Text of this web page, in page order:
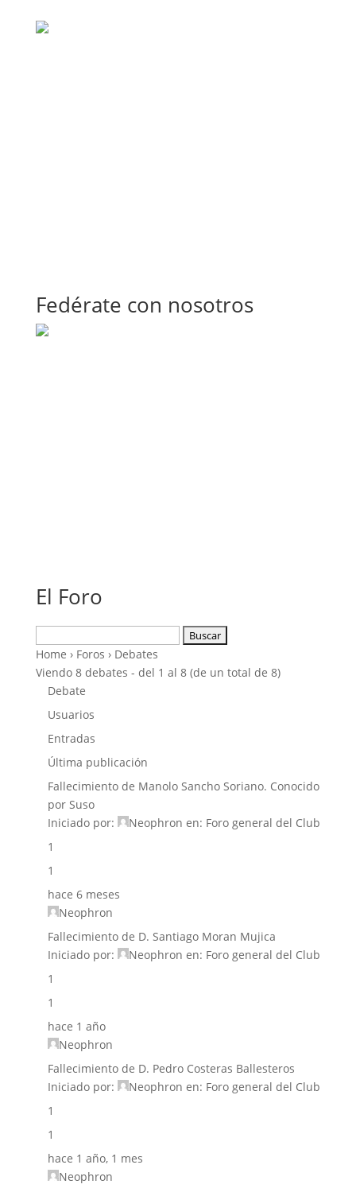
Fedérate con nosotros
El Foro
Home › Foros › Debates
Viendo 8 debates - del 1 al 8 (de un total de 8)
Debate
Usuarios
Entradas
Última publicación
Fallecimiento de Manolo Sancho Soriano. Conocido
por Suso
Iniciado por:
Neophron en: Foro general del Club
1
1
hace 6 meses
Neophron
Fallecimiento de D. Santiago Moran Mujica
Iniciado por:
Neophron en: Foro general del Club
1
1
hace 1 año
Neophron
Fallecimiento de D. Pedro Costeras Ballesteros
Iniciado por:
Neophron en: Foro general del Club
1
1
hace 1 año, 1 mes
Neophron